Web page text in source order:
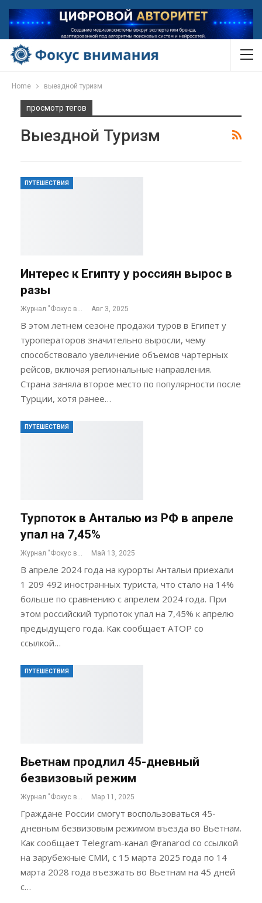
Home выездной туризм
просмотр тегов
Выездной Туризм
ПУТЕШЕСТВИЯ
Интерес к Египту у россиян вырос в
разы
Журнал "Фокус внимания" Авг 3, 2025
В этом летнем сезоне продажи туров в Египет у
туроператоров значительно выросли, чему
способствовало увеличение объемов чартерных
рейсов, включая региональные направления.
Страна заняла второе место по популярности после
Турции, хотя ранее…
ПУТЕШЕСТВИЯ
Турпоток в Анталью из РФ в апреле
упал на 7,45%
Журнал "Фокус внимания" Май 13, 2025
В апреле 2024 года на курорты Антальи приехали
1 209 492 иностранных туриста, что стало на 14%
больше по сравнению с апрелем 2024 года. При
этом российский турпоток упал на 7,45% к апрелю
предыдущего года. Как сообщает АТОР со
ссылкой…
ПУТЕШЕСТВИЯ
Вьетнам продлил 45-дневный
безвизовый режим
Журнал "Фокус внимания" Мар 11, 2025
Граждане России смогут воспользоваться 45-
дневным безвизовым режимом въезда во Вьетнам.
Как сообщает Telegram-канал @ranarod со ссылкой
на зарубежные СМИ, с 15 марта 2025 года по 14
марта 2028 года въезжать во Вьетнам на 45 дней
с…